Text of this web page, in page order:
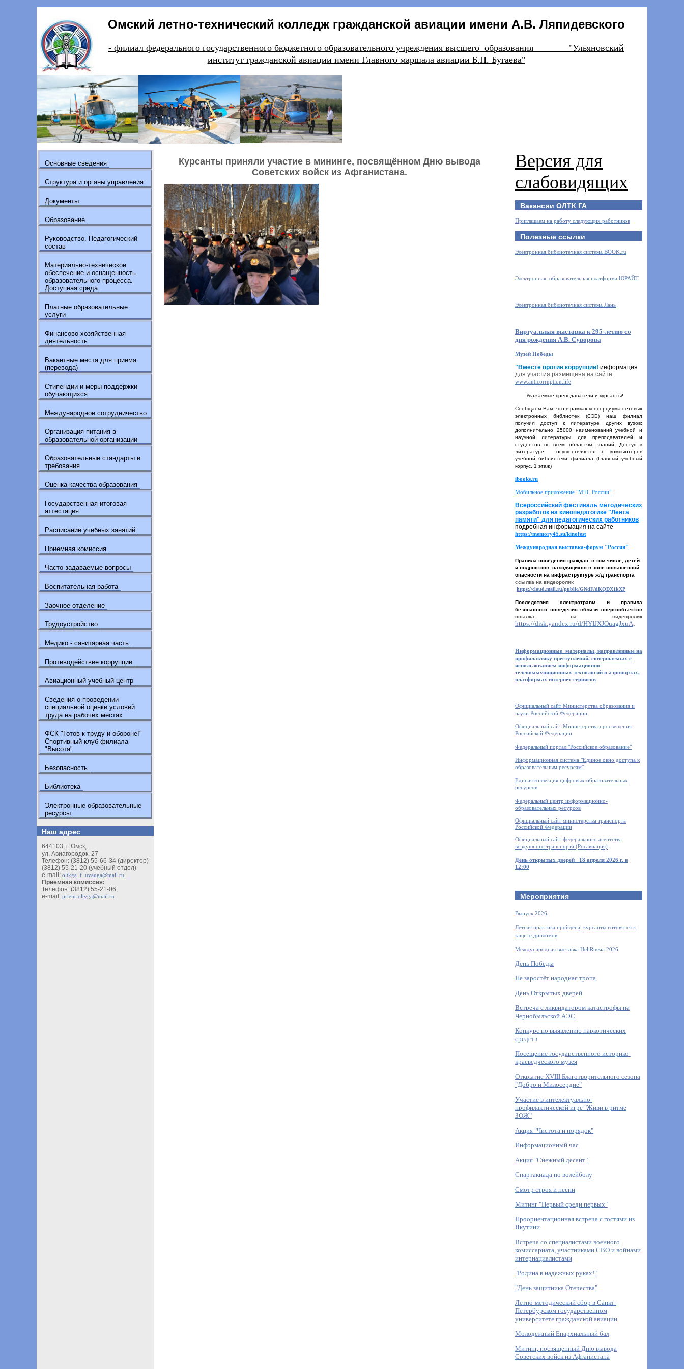
Омский летно-технический колледж гражданской авиации имени А.В. Ляпидевского
- филиал федерального государственного бюджетного образовательного учреждения высшего образования "Ульяновский
институт гражданской авиации имени Главного маршала авиации Б.П. Бугаева"
Основные сведения
Структура и органы управления
Документы
Образование
Руководство. Педагогический
состав
Материально-техническое
обеспечение и оснащенность
образовательного процесса.
Доступная среда.
Платные образовательные
услуги
Финансово-хозяйственная
деятельность
Вакантные места для приема
(перевода)
Стипендии и меры поддержки
обучающихся.
Международное сотрудничество
Организация питания в
образовательной организации
Образовательные стандарты и
требования
Оценка качества образования
Государственная итоговая
аттестация
Расписание учебных занятий
Приемная комиссия
Часто задаваемые вопросы
Воспитательная работа
Заочное отделение
Трудоустройство
Медико - санитарная часть
Противодействие коррупции
Авиационный учебный центр
Сведения о проведении
специальной оценки условий
труда на рабочих местах
ФСК "Готов к труду и обороне!"
Спортивный клуб филиала
"Высота"
Безопасность
Библиотека
Электронные образовательные
ресурсы
Наш адрес
644103, г. Омск,
ул. Авиагородок, 27
Телефон: (3812) 55-66-34 (директор)
(3812) 55-21-20 (учебный отдел)
e-mail: oltkga_f_uvauga@mail.ru
Приемная комиссия:
Телефон: (3812) 55-21-06,
e-mail: priem-oltyga@mail.ru
Курсанты приняли участие в мининге, посвящённом Дню вывода
Советских войск из Афганистана.
Версия для
слабовидящих
Вакансии ОЛТК ГА
Приглашаем на работу следующих работников
Полезные ссылки
Электронная библиотечная система BOOK.ru
Электронная образовательная платформа ЮРАЙТ
Электронная библиотечная система Лань
Виртуальная выставка к 295-летию со
дня рождения А.В. Суворова
Музей Победы
"Вместе против коррупции! информация
для участия размещена на сайте
www.anticorruption.life
Уважаемые преподаватели и курсанты!
Сообщаем Вам, что в рамках консорциума сетевых
электронных библиотек (СЭБ) наш филиал
получил доступ к литературе других вузов:
дополнительно 25000 наименований учебной и
научной литературы для преподавателей и
студентов по всем областям знаний. Доступ к
литературе осуществляется с компьютеров
учебной библиотеки филиала (Главный учебный
корпус, 1 этаж)
ibooks.ru
Мобильное приложение "МЧС России"
Всероссийский фестиваль методических
разработок на кинопедагогике "Лента
памяти" для педагогических работников
подробная информация на сайте
https://memory45.su/kinofest
Международная выставка-форум "Россия"
Правила поведения граждан, в том числе, детей
и подростков, находящихся в зоне повышенной
опасности на инфраструктуре ж/д транспорта
ссылка на видеоролик
https://cloud.mail.ru/public/GNdF/dKQDX1kXP
Последствия электротравм и правила
безопасного поведения вблизи энергообъектов
ссылка на видеоролик
https://disk.yandex.ru/d/HYIJXJOuagJxuA.
Информационные материалы, направленные на
профилактику преступлений, совершаемых с
использованием информационно-
телекоммуниционных технологий в аэропортах,
платформах интернет-сервисов
Официальный сайт Министерства образования и
науки Российской Федерации
Официальный сайт Министерства просвещения
Российской Федерации
Федеральный портал "Российское образование"
Информационная система "Единое окно доступа к
образовательным ресурсам"
Единая коллекция цифровых образовательных
ресурсов
Федеральный центр информационно-
образовательных ресурсов
Официальный сайт министерства транспорта
Российской Федерации
Официальный сайт федерального агентства
воздушного транспорта (Росавиация)
День открытых дверей 18 апреля 2026 г. в
12:00
Мероприятия
Выпуск 2026
Летная практика пройдена: курсанты готовятся к
защите дипломов
Международная выставка HeliRussia 2026
День Победы
Не заростёт народная тропа
День Открытых дверей
Встреча с ликвидатором катастрофы на
Чернобыльской АЭС
Конкурс по выявлению наркотических
средств
Посещение государственного историко-
краеведческого музея
Открытие XVIII Благотворительного сезона
"Добро и Милосердие"
Участие в интелектуально-
профилактической игре "Живи в ритме
ЗОЖ"
Акция "Чистота и порядок"
Информационный час
Акция "Снежный десант"
Спартакиада по волейболу
Смотр строя и песни
Митинг "Первый среди первых"
Проориентационная встреча с гостями из
Якутиии
Встреча со специалистами военного
комиссариата, участниками СВО и войнами
интернациалистами
"Родина в надежных руках!"
"День защитника Отечества"
Летно-методический сбор в Санкт-
Петербурском государственном
университете гражданской авиации
Молодежный Епархиальный бал
Митинг, посвященный Дню вывода
Советских войск из Афганистана